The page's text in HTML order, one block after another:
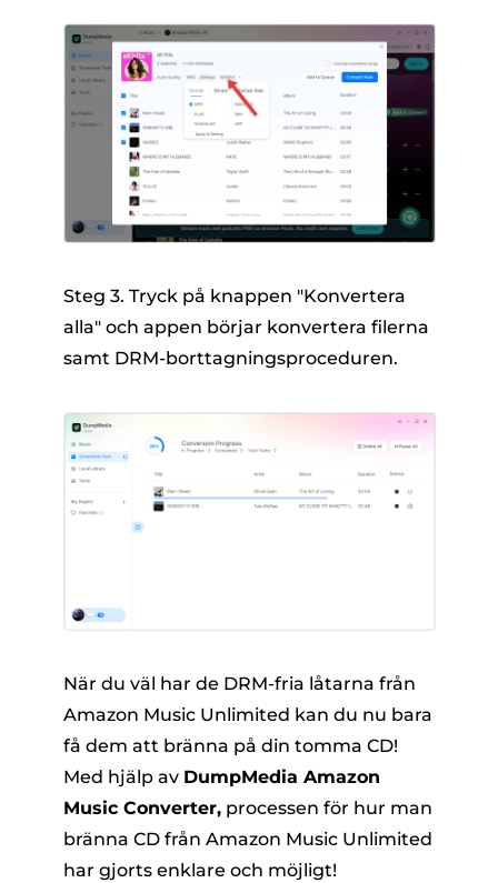
Steg 3. Tryck på knappen "Konvertera
alla" och appen börjar konvertera filerna
samt DRM-borttagningsproceduren.
När du väl har de DRM-fria låtarna från
Amazon Music Unlimited kan du nu bara
få dem att bränna på din tomma CD!
Med hjälp av DumpMedia Amazon
Music Converter,processen för hur man
bränna CD från Amazon Music Unlimited
har gjorts enklare och möjligt!